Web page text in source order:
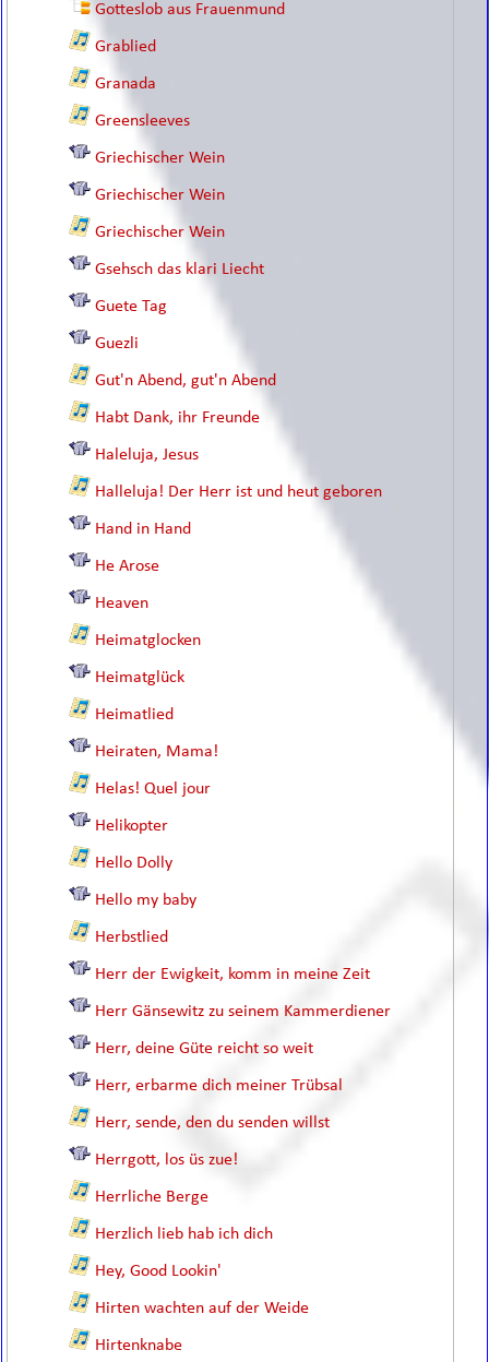
Gotteslob aus Frauenmund
Grablied
Granada
Greensleeves
Griechischer Wein
Griechischer Wein
Griechischer Wein
Gsehsch das klari Liecht
Guete Tag
Guezli
Gut'n Abend, gut'n Abend
Habt Dank, ihr Freunde
Haleluja, Jesus
Halleluja! Der Herr ist und heut geboren
Hand in Hand
He Arose
Heaven
Heimatglocken
Heimatglück
Heimatlied
Heiraten, Mama!
Helas! Quel jour
Helikopter
Hello Dolly
Hello my baby
Herbstlied
Herr der Ewigkeit, komm in meine Zeit
Herr Gänsewitz zu seinem Kammerdiener
Herr, deine Güte reicht so weit
Herr, erbarme dich meiner Trübsal
Herr, sende, den du senden willst
Herrgott, los üs zue!
Herrliche Berge
Herzlich lieb hab ich dich
Hey, Good Lookin'
Hirten wachten auf der Weide
Hirtenknabe